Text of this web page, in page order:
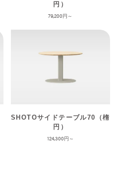
円）
79,200
SHOTOサイドテーブル70（楕
円）
124,300